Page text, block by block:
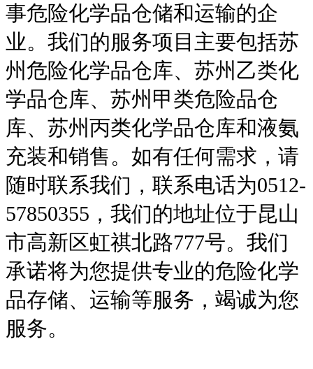
事危险化学品仓储和运输的企
业。我们的服务项目主要包括苏
州危险化学品仓库、苏州乙类化
学品仓库、苏州甲类危险品仓
库、苏州丙类化学品仓库和液氨
充装和销售。如有任何需求，请
随时联系我们，联系电话为0512-
57850355，我们的地址位于昆山
市高新区虹祺北路777号。我们
承诺将为您提供专业的危险化学
品存储、运输等服务，竭诚为您
服务。